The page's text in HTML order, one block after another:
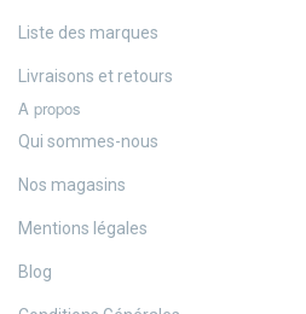
Liste des marques
Livraisons et retours
A propos
Qui sommes-nous
Nos magasins
Mentions légales
Blog